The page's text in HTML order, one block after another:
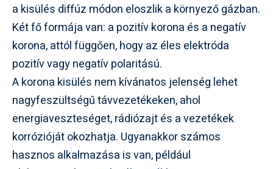
a kisülés diffúz módon eloszlik a környező gázban.
Két fő formája van: a pozitív korona és a negatív
korona, attól függően, hogy az éles elektróda
pozitív vagy negatív polaritású.
A korona kisülés nem kívánatos jelenség lehet
nagyfeszültségű távvezetékeken, ahol
energiaveszteséget, rádiózajt és a vezetékek
korrózióját okozhatja. Ugyanakkor számos
hasznos alkalmazása is van, például